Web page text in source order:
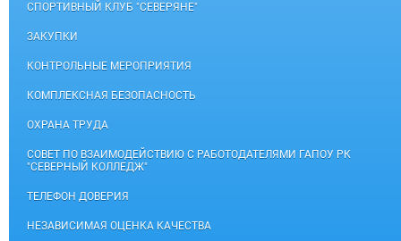
СПОРТИВНЫЙ КЛУБ "СЕВЕРЯНЕ"
ЗАКУПКИ
КОНТРОЛЬНЫЕ МЕРОПРИЯТИЯ
КОМПЛЕКСНАЯ БЕЗОПАСНОСТЬ
ОХРАНА ТРУДА
СОВЕТ ПО ВЗАИМОДЕЙСТВИЮ С РАБОТОДАТЕЛЯМИ ГАПОУ РК
"СЕВЕРНЫЙ КОЛЛЕДЖ"
ТЕЛЕФОН ДОВЕРИЯ
НЕЗАВИСИМАЯ ОЦЕНКА КАЧЕСТВА